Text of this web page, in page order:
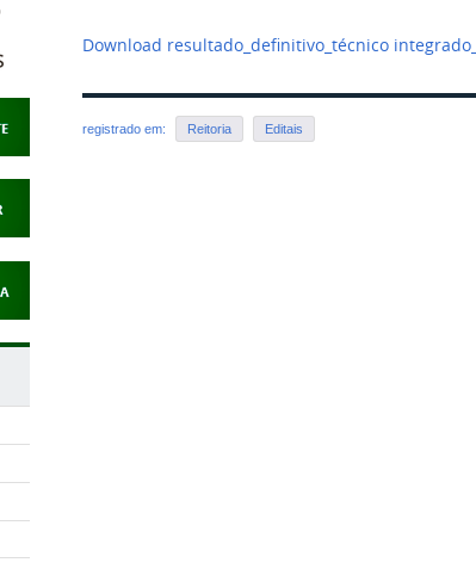
Download resultado_definitivo_técnico
registrado em: Reitoria Editais